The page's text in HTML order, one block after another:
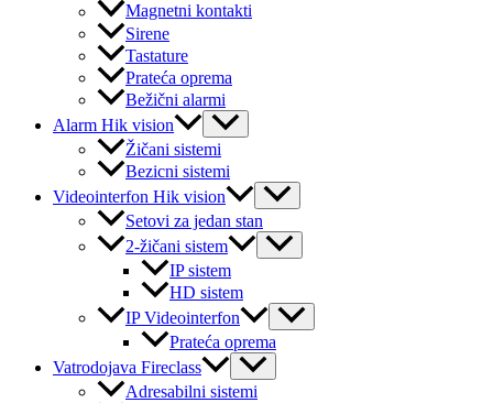
Magnetni kontakti
Sirene
Tastature
Prateća oprema
Bežični alarmi
Alarm Hik vision
Menu
Toggle
Žičani sistemi
Bezicni sistemi
Videointerfon Hik vision
Menu
Toggle
Setovi za jedan stan
2-žičani sistem
Menu
Toggle
IP sistem
HD sistem
IP Videointerfon
Menu
Toggle
Prateća oprema
Vatrodojava Fireclass
Menu
Toggle
Adresabilni sistemi